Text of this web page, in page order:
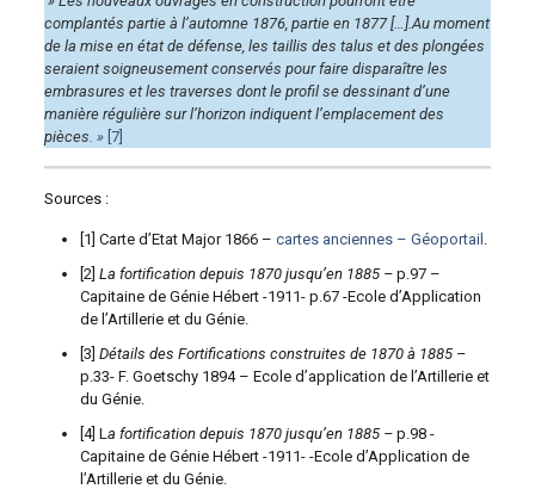
complantés partie à l’automne 1876, partie en 1877 […].Au moment
de la mise en état de défense, les taillis des talus et des plongées
seraient soigneusement conservés pour faire disparaître les
embrasures et les traverses dont le profil se dessinant d’une
manière régulière sur l’horizon indiquent l’emplacement des
pièces. »[7]
Sources :
[1] Carte d’Etat Major 1866 – cartes anciennes – Géoportail .
[2] La fortification depuis 1870 jusqu’en 1885 – p.97 –
Capitaine de Génie Hébert -1911- p.67 -Ecole d’Application
de l’Artillerie et du Génie.
[3] Détails des Fortifications construites de 1870 à 1885 –
p.33- F. Goetschy 1894 – Ecole d’application de l’Artillerie et
du Génie.
[4] La fortification depuis 1870 jusqu’en 1885 – p.98 -
Capitaine de Génie Hébert -1911- -Ecole d’Application de
l’Artillerie et du Génie.